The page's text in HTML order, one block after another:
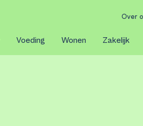
Over
Voeding Wonen Zakelijk